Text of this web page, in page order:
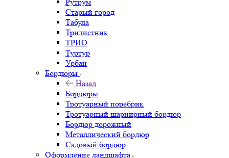
Старый город
Табула
Трилистник
ТРИО
Туртур
Урбан
Бордюры
Назад
Бордюры
Тротуарный поребрик
Тротуарный шарнирный бордюр
Бордюр дорожный
Металлический бордюр
Садовый бордюр
Оформление ландшафта